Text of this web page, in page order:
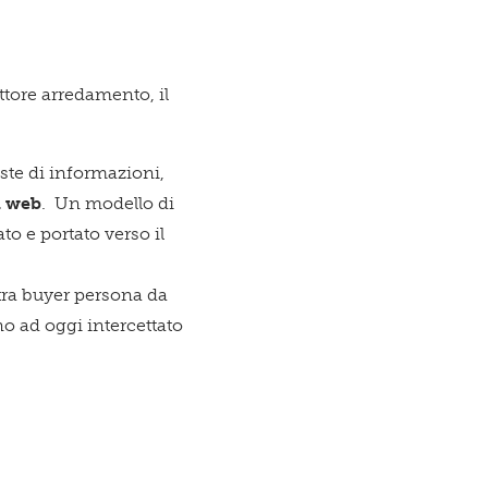
è per
arredamento, il
di informazioni,
web. Un modello di
e portato verso il
buyer persona da
ad oggi intercettato